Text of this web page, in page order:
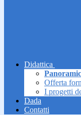
Didattica
Offerta
I progetti
Dada
Contatti